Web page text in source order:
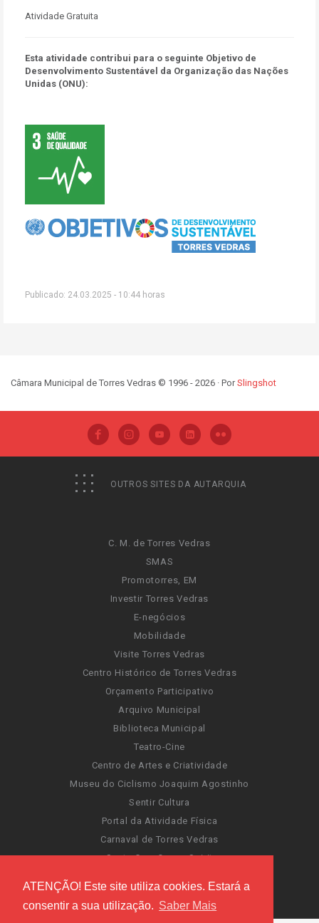
ATENÇÃO! Este site utiliza cookies. Estará a
consentir a sua utilização. Saber Mais
Atividade Gratuita
Esta atividade contribui para o seguinte Objetivo de
Desenvolvimento Sustentável da Organização das Nações
Unidas (ONU):
Publicado: 24.03.2025 - 10:44 horas
Câmara Municipal de Torres Vedras © 1996 - 2026 · PorSlingshot
OUTROS SITES DA AUTARQUIA
C. M. de Torres Vedras
SMAS
Promotorres, EM
Investir Torres Vedras
E-negócios
Mobilidade
Visite Torres Vedras
Centro Histórico de Torres Vedras
Orçamento Participativo
Arquivo Municipal
Biblioteca Municipal
Teatro-Cine
Centro de Artes e Criatividade
Museu do Ciclismo Joaquim Agostinho
Sentir Cultura
Portal da Atividade Física
Carnaval de Torres Vedras
Santa Cruz Ocean Spirit